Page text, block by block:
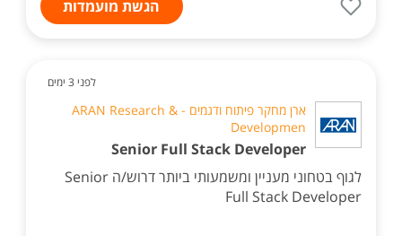
הגשת מועמדות
לפני 3 ימים
ארן מחקר פיתוח ודגמים - ARAN Research &
Developmen
Senior Full Stack Developer
לגוף בטחוני מעניין ומשמעותי ביותר דרוש/ה Senior
Full Stack Developer